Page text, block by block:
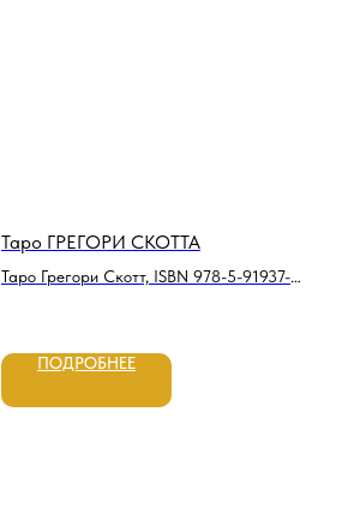
Таро ГРЕГОРИ СКОТТА
Таро Грегори Скотт, ISBN 978-5-91937-
ПОДРОБНЕЕ